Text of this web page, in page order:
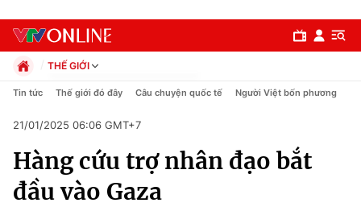
Chuyên mục
Chính trị
THẾ GIỚI
Chính trị
Pháp luật
Kinh tế
Thể thao
Truyền hình
Tin tức Thế giới đó đây Câu chuyện quốc tế Người Việt bốn phương
21/01/2025 06:06 GMT+7
Hàng cứu trợ nhân đạo bắt
đầu vào Gaza